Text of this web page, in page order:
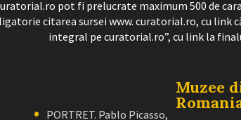
pot fi prelucrate maximum 500 de
citarea sursei www. curatorial.ro, cu link
integral pe curatorial.ro”, cu link la
PORTRET. Pablo Picasso,
Muzee